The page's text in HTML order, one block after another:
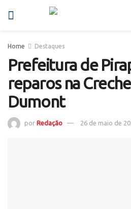
Home Destaques
Prefeitura de
reparos na
Dumont
por Redação 26 de maio de